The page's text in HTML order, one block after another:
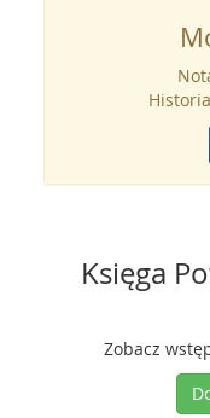
Księga
Zobacz